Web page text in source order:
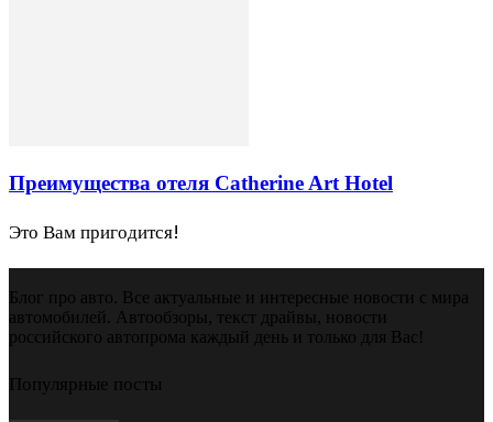
Преимущества отеля Catherine Art Hotel
Это Вам пригодится!
Блог про авто. Все актуальные и интересные новости с мира
автомобилей. Автообзоры, текст драйвы, новости
российского автопрома каждый день и только для Вас!
Популярные посты